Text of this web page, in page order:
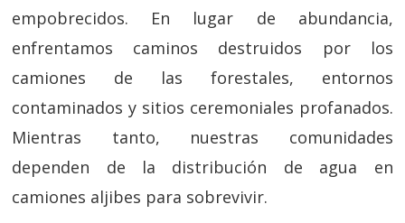
empobrecidos. En lugar de abundancia,
enfrentamos caminos destruidos por los
camiones de las forestales, entornos
contaminados y sitios ceremoniales profanados.
Mientras tanto, nuestras comunidades
dependen de la distribución de agua en
camiones aljibes para sobrevivir.